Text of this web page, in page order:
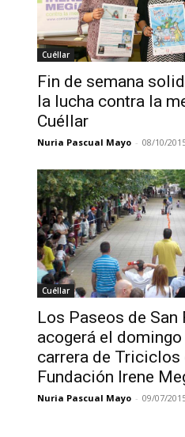
Cuéllar
Fin de semana
la lucha contra la
Cuéllar
Nuria Pascual Mayo - 08/10/
Cuéllar
Los Paseos de San
acogerá el domingo
carrera de Triciclos
Fundación Irene
Nuria Pascual Mayo - 09/07/